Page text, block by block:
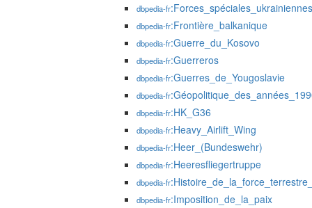
dbpedia-fr:Forces_spéciales_ukrainiennes
dbpedia-fr:Frontière_balkanique
dbpedia-fr:Guerre_du_Kosovo
dbpedia-fr:Guerreros
dbpedia-fr:Guerres_de_Yougoslavie
dbpedia-fr
dbpedia-fr:HK_G36
dbpedia-fr:Heavy_Airlift_Wing
dbpedia-fr:Heer_(Bundeswehr)
dbpedia-fr:Heeresfliegertruppe
dbpedia-fr
dbpedia-fr:Imposition_de_la_paix